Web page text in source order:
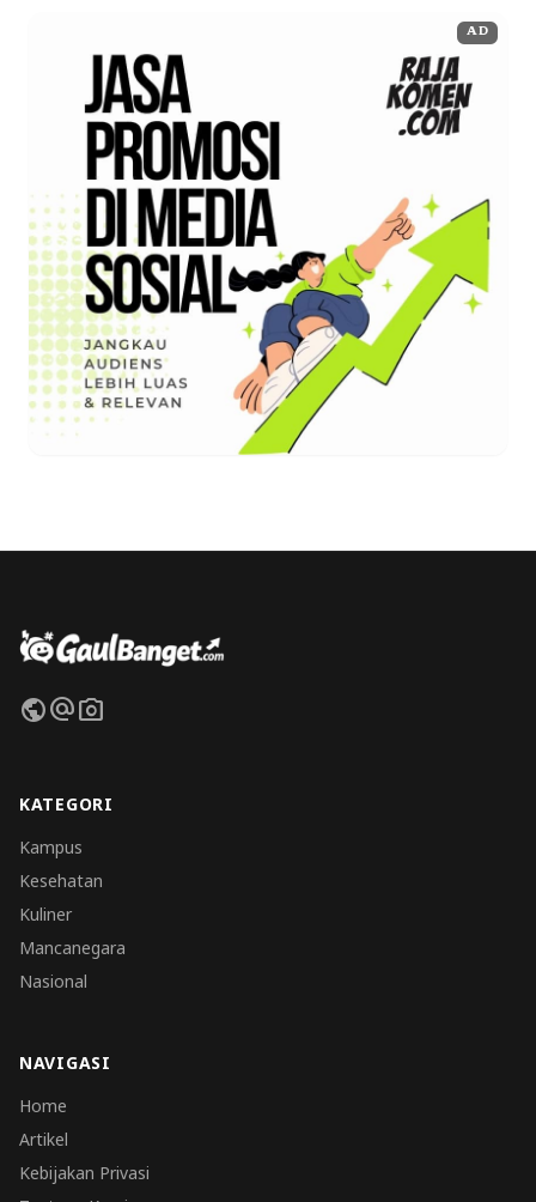
AD
publicalternate_emailphoto_camera
KATEGORI
Kampus
Kesehatan
Kuliner
Mancanegara
Nasional
NAVIGASI
Home
Artikel
Kebijakan Privasi